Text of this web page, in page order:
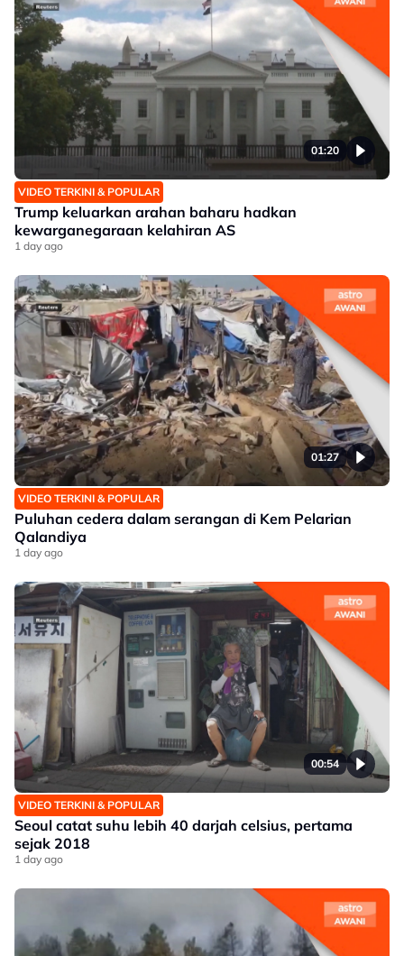
01:20
VIDEO TERKINI & POPULAR
Trump keluarkan arahan baharu hadkan
kewarganegaraan kelahiran AS
1 day ago
01:27
VIDEO TERKINI & POPULAR
Puluhan cedera dalam serangan di Kem Pelarian
Qalandiya
1 day ago
00:54
VIDEO TERKINI & POPULAR
Seoul catat suhu lebih 40 darjah celsius, pertama
sejak 2018
1 day ago